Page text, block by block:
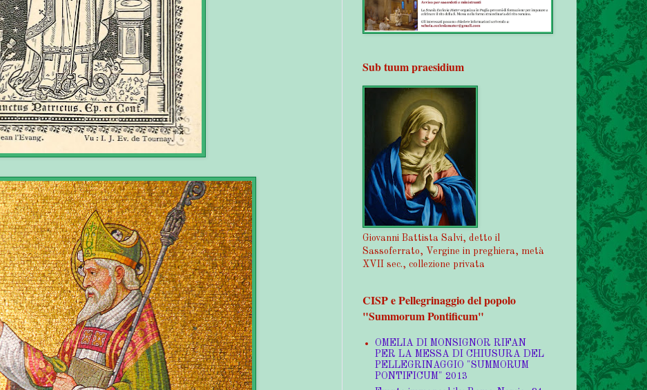
Sub tuum praesidium
Giovanni Battista Salvi, detto il
Sassoferrato, Vergine in preghiera, metà
XVII sec., collezione privata
CISP e Pellegrinaggio del popolo
"Summorum Pontificum"
OMELIA DI MONSIGNOR RIFAN
PER LA MESSA DI CHIUSURA DEL
PELLEGRINAGGIO "SUMMORUM
PONTIFICUM" 2013